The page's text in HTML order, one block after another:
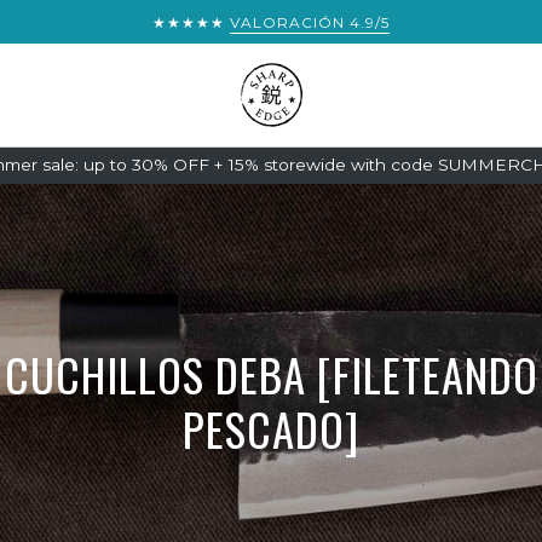
★★★★★ VALORACIÓN 4.9/5
sale: up to 30% OFF + 15% storewide with code
CUCHILLOS DEBA [FILETEANDO
PESCADO]